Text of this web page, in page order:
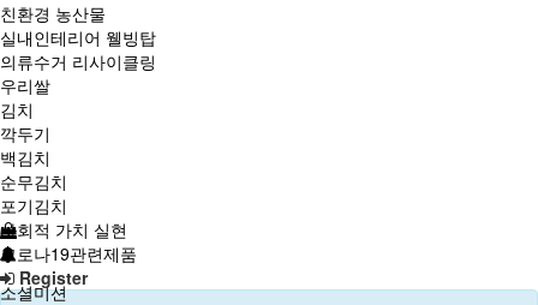
친환경 농산물
실내인테리어 웰빙탑
의류수거 리사이클링
우리쌀
김치
깍두기
백김치
순무김치
포기김치
사회적 가치 실현
코로나19관련제품
소셜미션
Register